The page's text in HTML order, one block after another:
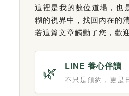
這裡是我的數位道場，也
糊的視界中，找回內在的清
若這篇文章觸動了您，歡
🌿 LINE 養心伴讀
不只是預約，更是